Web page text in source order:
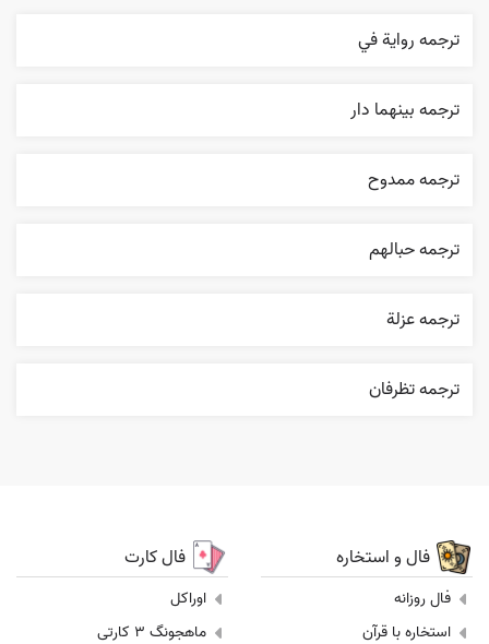
ترجمه روایة في
ترجمه بينهما دار
ترجمه ممدوح
ترجمه حبالهم
ترجمه عزلة
ترجمه تظرفان
فال و استخاره
فال روزانه
استخاره با قرآن
فال کارت
اوراکل
ماهجونگ 3 کارتی